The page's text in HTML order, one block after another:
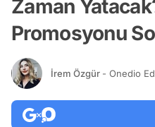
Zaman
Promosyonu
İrem Özgür - Onedio